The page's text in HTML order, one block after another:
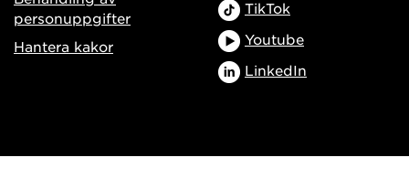
personuppgifter
Hantera kakor
TikTok
Youtube
LinkedIn